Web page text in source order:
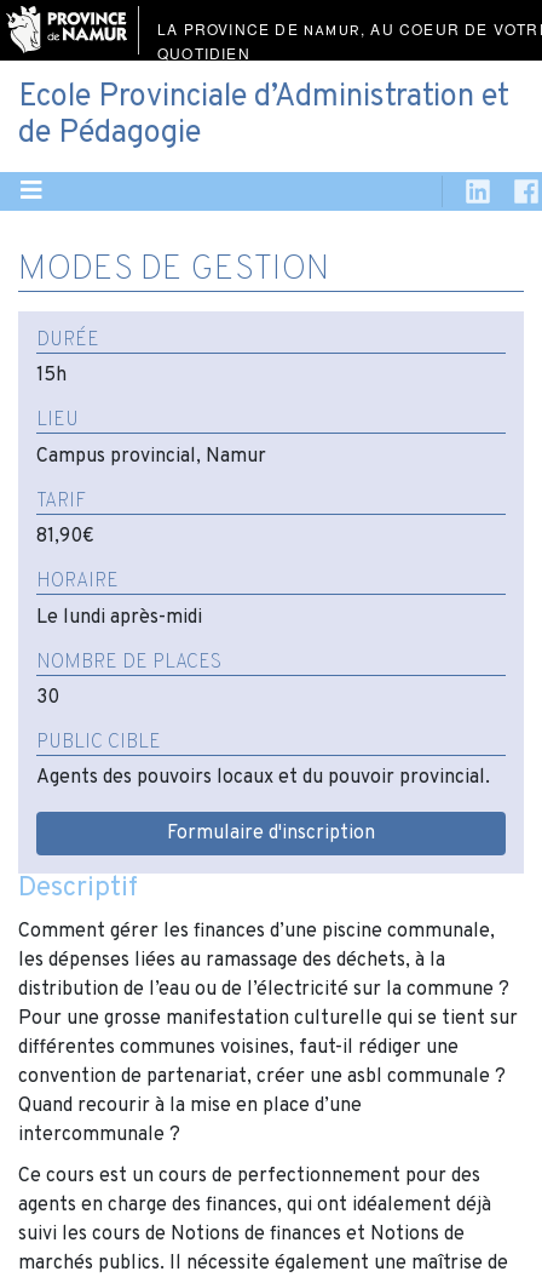
LA PROVINCE DE NAMUR, AU COEUR DE
QUOTIDIEN
Ecole Provinciale d’Administration et
de Pédagogie
MODES DE GESTION
DURÉE
15h
LIEU
Campus provincial, Namur
TARIF
81,90€
HORAIRE
Le lundi après-midi
NOMBRE DE PLACES
30
PUBLIC CIBLE
Agents des pouvoirs locaux et du pouvoir provincial.
Formulaire d'inscription
Descriptif
Comment gérer les finances d’une piscine communale,
les dépenses liées au ramassage des déchets, à la
distribution de l’eau ou de l’électricité sur la commune ?
Pour une grosse manifestation culturelle qui se tient sur
différentes communes voisines, faut-il rédiger une
convention de partenariat, créer une asbl communale ?
Quand recourir à la mise en place d’une
intercommunale ?
Ce cours est un cours de perfectionnement pour des
agents en charge des finances, qui ont idéalement déjà
suivi les cours de Notions de finances et Notions de
marchés publics. Il nécessite également une maîtrise de